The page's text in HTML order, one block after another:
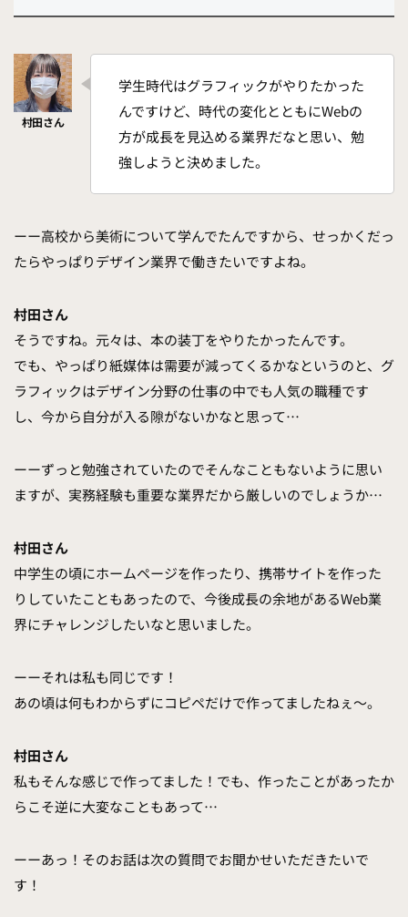
学生時代はグラフィックがやりたかった
んですけど、時代の変化とともにWebの
方が成長を見込める業界だなと思い、勉
強しようと決めました。
ーー高校から美術について学んでたんですから、せっかくだっ
たらやっぱりデザイン業界で働きたいですよね。
村田さん
そうですね。元々は、本の装丁をやりたかったんです。
でも、やっぱり紙媒体は需要が減ってくるかなというのと、グ
ラフィックはデザイン分野の仕事の中でも人気の職種です
し、今から自分が入る隙がないかなと思って…
ーーずっと勉強されていたのでそんなこともないように思い
ますが、実務経験も重要な業界だから厳しいのでしょうか…
村田さん
中学生の頃にホームページを作ったり、携帯サイトを作った
りしていたこともあったので、今後成長の余地があるWeb業
界にチャレンジしたいなと思いました。
ーーそれは私も同じです！
あの頃は何もわからずにコピペだけで作ってましたねぇ〜。
村田さん
私もそんな感じで作ってました！でも、作ったことがあったか
らこそ逆に大変なこともあって…
ーーあっ！そのお話は次の質問でお聞かせいただきたいで
す！